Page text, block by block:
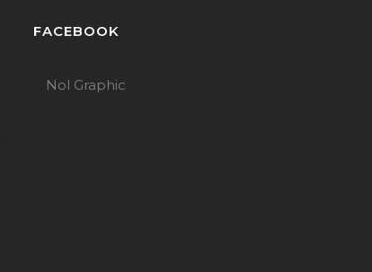
FACEBOOK
Nol Graphic